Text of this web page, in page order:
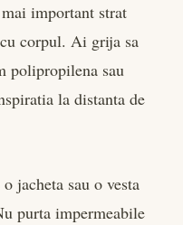
important strat
corpul. Ai grija sa
polipropilena sau
la distanta de
jacheta sau o vesta
purta impermeabile